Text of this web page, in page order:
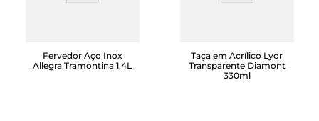
Fervedor Aço Inox
Allegra Tramontina 1,4L
Taça em Acrílico Lyor
Transparente Diamont
330ml